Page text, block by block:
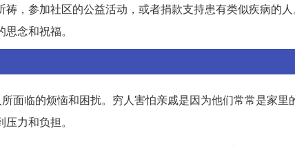
，参加社区的公益活动，或者捐款支持患有类似疾病的
念和祝福。
面临的烦恼和困扰。穷人害怕亲戚是因为他们常常是家里
力和负担。